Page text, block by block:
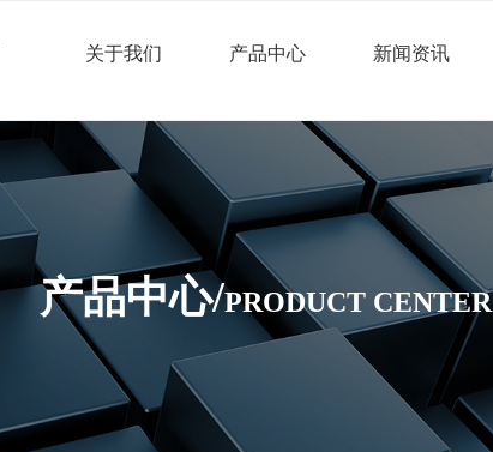
关于我们 产品中心 新闻资讯
产品中心/PRODUCT CENTER